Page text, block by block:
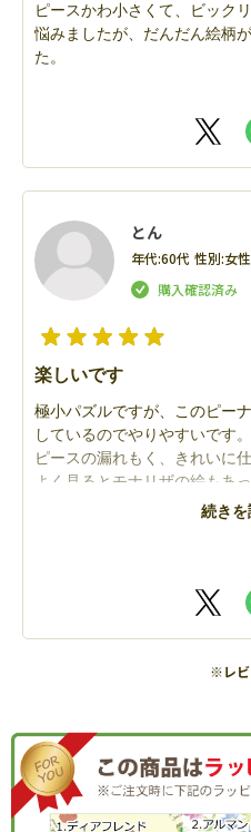
ピースかわ小さくて、ビック
悩みましたが、だんだん絵柄
た。
とん
年代:60代 性別:女性
楽しいです
極小パズルですが、このピー
しているのでやりやすいです。
ピースの漏れもく、きれいに
よく見るとモナリザの絵もあ
続きを
※レビ